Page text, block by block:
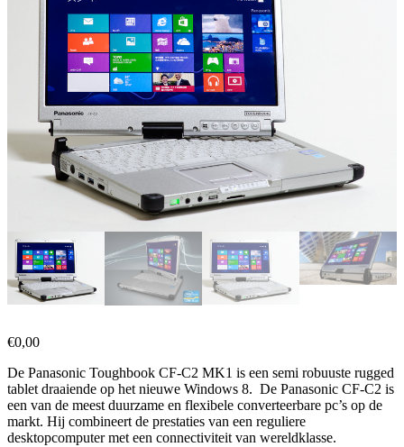
€0,00
De Panasonic Toughbook CF-C2 MK1 is een semi robuuste rugged
tablet draaiende op het nieuwe Windows 8. De Panasonic CF-C2 is
een van de meest duurzame en flexibele converteerbare pc’s op de
markt. Hij combineert de prestaties van een reguliere
desktopcomputer met een connectiviteit van wereldklasse.